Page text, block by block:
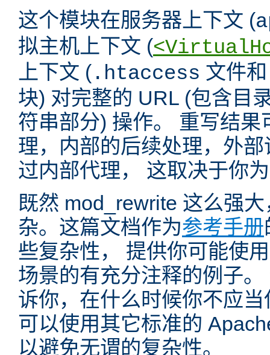
这个模块在服务器上下文 (
拟主机上下文 (
上下文 ( .htaccess 文件
块) 对完整的 URL (包含目
符串部分) 操作。 重写结
理，内部的后续处理，外
过内部代理， 这取决于你
既然 mod_rewrite 这么强
杂。这篇文档作为参考手册
些复杂性， 提供你可能使
场景的有充分注释的例子
诉你，在什么时候你不应
可以使用其它标准的
以避免无谓的复杂性。